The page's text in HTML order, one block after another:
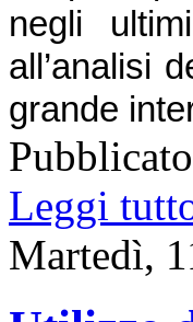
negli
all’analisi
grande
Leggi
Martedì,